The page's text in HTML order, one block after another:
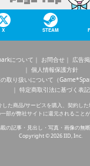
X STEAM
について お問合せ 広告
個人情報保護方針
取り扱いについて（
特定商取引法に基づく表記
した商品/サービスを購入、契約した
部が弊社サイトに還元されることが
の記事・見出し・写真・画像の無
Copyright © 2026 IID, Inc.